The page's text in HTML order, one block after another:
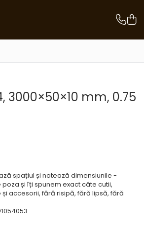
3000×50×10 mm, 0.75
spațiul și notează dimensiunile -
și îți spunem exact câte cutii,
accesorii, fără risipă, fără lipsă, fără